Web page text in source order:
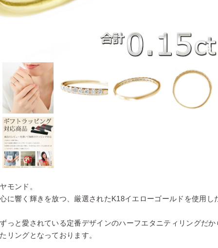
モンド。
に響く輝きを放つ、厳選されたK18イエローゴールドを使用
っと愛されている定番デザインのハーフエタニティリングだ
リングとなっております。